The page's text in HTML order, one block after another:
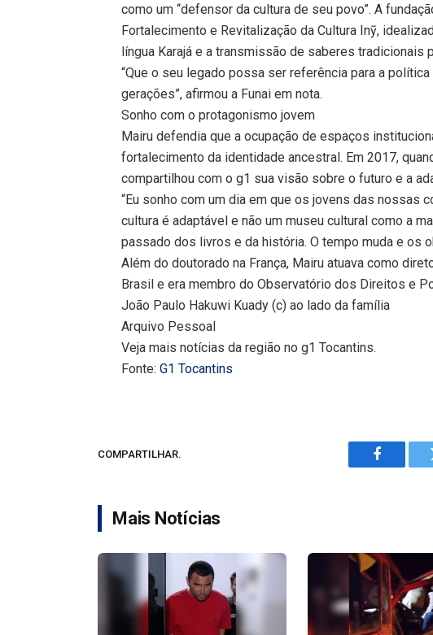
como um “defensor da cultura de seu povo”. A
Fortalecimento e Revitalização da Cultura Inỹ,
língua Karajá e a transmissão de saberes tradicionais
“Que o seu legado possa ser referência para a
gerações”, afirmou a Funai em nota.
Sonho com o protagonismo jovem
Mairu defendia que a ocupação de espaços
fortalecimento da identidade ancestral. Em 2017,
compartilhou com o g1 sua visão sobre o futuro e a
“Eu sonho com um dia em que os jovens das nossas
cultura é adaptável e não um museu cultural como a
passado dos livros e da história. O tempo muda e os
Além do doutorado na França, Mairu atuava como
Brasil e era membro do Observatório dos Direitos e
João Paulo Hakuwi Kuady (c) ao lado da família
Arquivo Pessoal
Veja mais notícias da região no g1 Tocantins.
Fonte:G1 Tocantins
COMPARTILHAR.
Facebook
Mais Notícias